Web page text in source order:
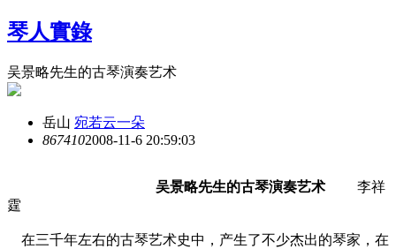
琴人實錄
吴景略先生的古琴演奏艺术
岳山 宛若云一朵
8674102008-11-6 20:59:03
吴景略先生的古琴演奏艺术 李祥
霆
在三千年左右的古琴艺术史中，产生了不少杰出的琴家，在